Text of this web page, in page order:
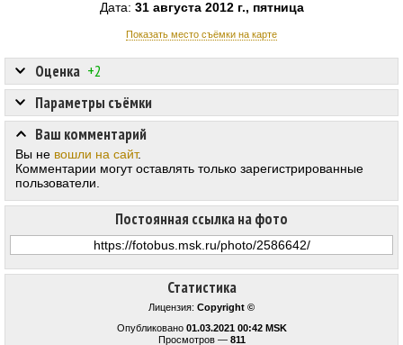
Дата: 31 августа 2012 г., пятница
Показать место съёмки на карте
Статистика
Лицензия: Copyright ©
Опубликовано 01.03.2021 00:42 MSK
Просмотров — 811
Оценка +2
Постоянная ссылка на фото
Параметры съёмки
Ваш комментарий
Вы не вошли на сайт.
Комментарии могут оставлять только зарегистрированные
пользователи.